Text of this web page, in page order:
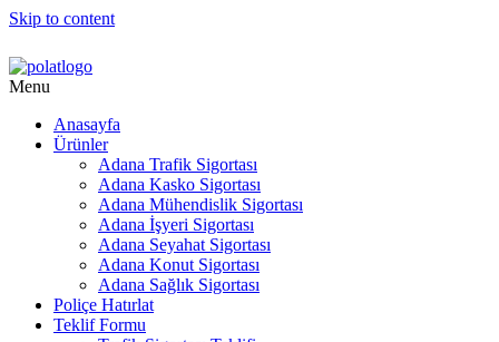
Skip to content
Menu
Anasayfa
Ürünler
Adana Trafik Sigortası
Adana Kasko Sigortası
Adana Mühendislik Sigortası
Adana İşyeri Sigortası
Adana Seyahat Sigortası
Adana Konut Sigortası
Adana Sağlık Sigortası
Poliçe Hatırlat
Teklif Formu